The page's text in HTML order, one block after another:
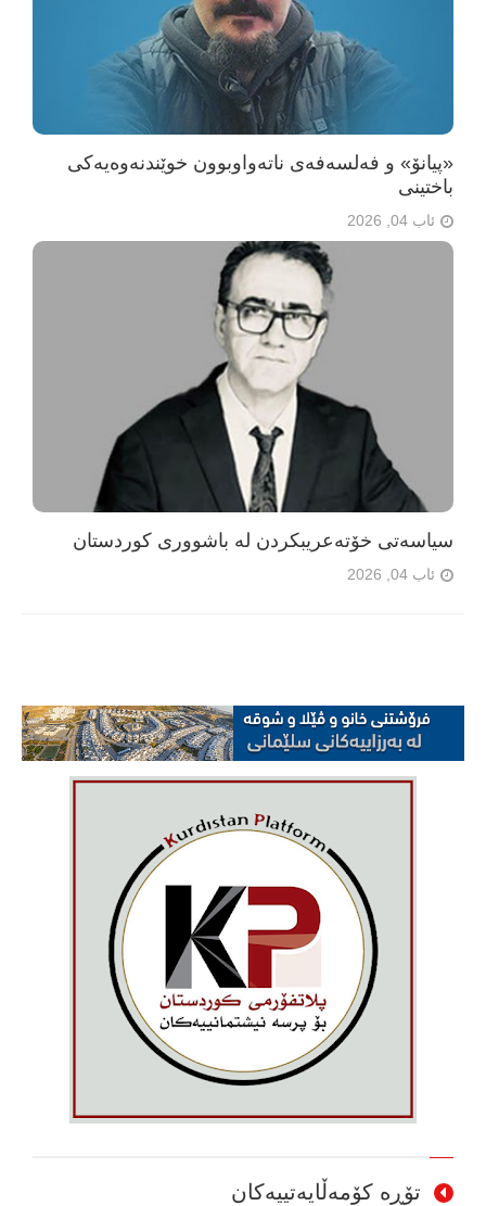
«پیانۆ» و فەلسەفەی ناتەواوبوون خوێندنەوەیەکی
باختینی
ئاب 04, 2026
سیاسەتی خۆتەعریبکردن لە باشووری کوردستان
ئاب 04, 2026
تۆڕە کۆمەڵایەتییەکان